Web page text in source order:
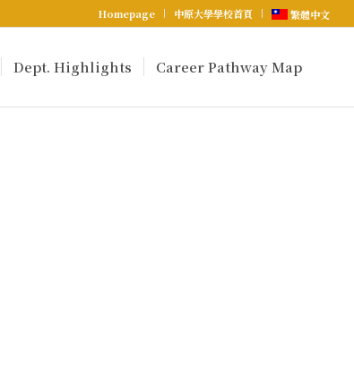
Homepage 中原大學學校首頁 繁體中文
Dept. Highlights Career Pathway Map